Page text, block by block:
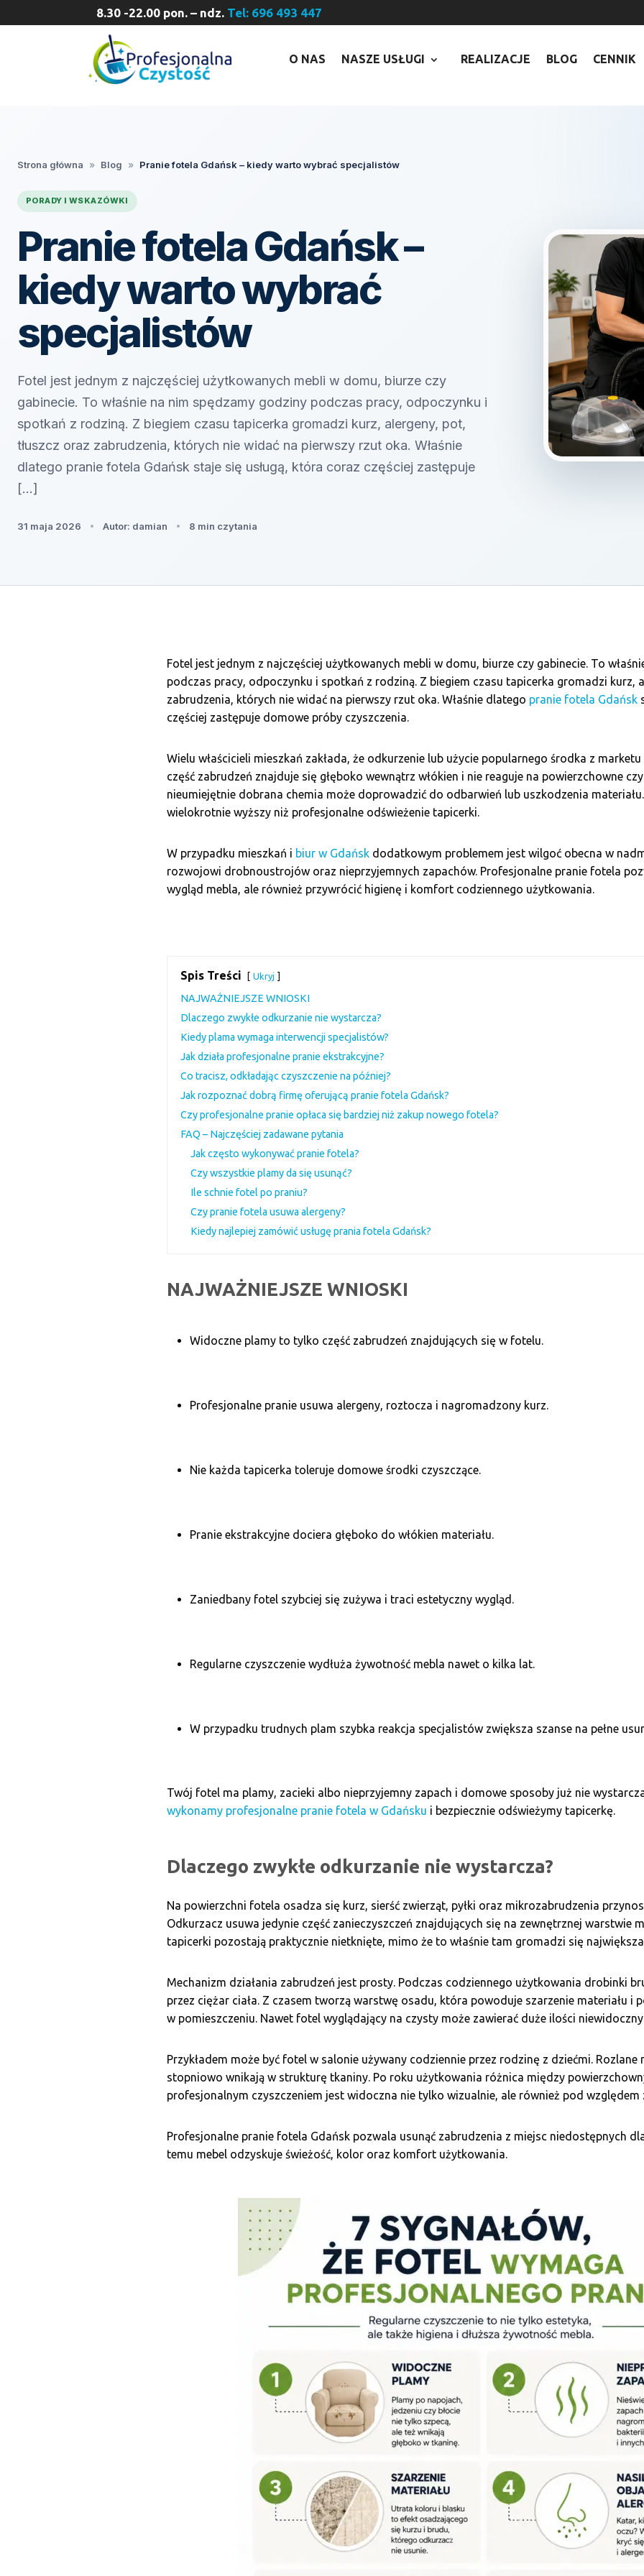
8.30 -22.00 pon. – ndz. Tel: 696 493 447
O NAS NASZE USŁUGI REALIZACJE BLOG CENNIK
Strona główna » Blog » Pranie fotela Gdańsk – kiedy warto wybrać specjalistów
PORADY I WSKAZÓWKI
Pranie fotela Gdańsk –
kiedy warto wybrać
specjalistów
Fotel jest jednym z najczęściej użytkowanych mebli w domu, biurze czy
gabinecie. To właśnie na nim spędzamy godziny podczas pracy, odpoczynku i
spotkań z rodziną. Z biegiem czasu tapicerka gromadzi kurz, alergeny, pot,
tłuszcz oraz zabrudzenia, których nie widać na pierwszy rzut oka. Właśnie
dlatego pranie fotela Gdańsk staje się usługą, która coraz częściej zastępuje
[…]
31 maja 2026 Autor: damian 8 min czytania
Fotel jest jednym z najczęściej użytkowanych mebli w domu, biurze czy gabinecie. To
podczas pracy, odpoczynku i spotkań z rodziną. Z biegiem czasu tapicerka gromadzi kurz,
zabrudzenia, których nie widać na pierwszy rzut oka. Właśnie dlatego pranie fotela Gdańsk
częściej zastępuje domowe próby czyszczenia.
Wielu właścicieli mieszkań zakłada, że odkurzenie lub użycie popularnego środka z
część zabrudzeń znajduje się głęboko wewnątrz włókien i nie reaguje na powierzchowne
nieumiejętnie dobrana chemia może doprowadzić do odbarwień lub uszkodzenia
wielokrotnie wyższy niż profesjonalne odświeżenie tapicerki.
W przypadku mieszkań i biur w Gdańsk dodatkowym problemem jest wilgoć obecna w
rozwojowi drobnoustrojów oraz nieprzyjemnych zapachów. Profesjonalne pranie fotela
wygląd mebla, ale również przywrócić higienę i komfort codziennego użytkowania.
Spis Treści Ukryj
NAJWAŻNIEJSZE WNIOSKI
Dlaczego zwykłe odkurzanie nie wystarcza?
Kiedy plama wymaga interwencji specjalistów?
Jak działa profesjonalne pranie ekstrakcyjne?
Co tracisz, odkładając czyszczenie na później?
Jak rozpoznać dobrą firmę oferującą pranie fotela Gdańsk?
Czy profesjonalne pranie opłaca się bardziej niż zakup nowego fotela?
FAQ – Najczęściej zadawane pytania
Jak często wykonywać pranie fotela?
Czy wszystkie plamy da się usunąć?
Ile schnie fotel po praniu?
Czy pranie fotela usuwa alergeny?
Kiedy najlepiej zamówić usługę prania fotela Gdańsk?
NAJWAŻNIEJSZE WNIOSKI
Widoczne plamy to tylko część zabrudzeń znajdujących się w fotelu.
Profesjonalne pranie usuwa alergeny, roztocza i nagromadzony kurz.
Nie każda tapicerka toleruje domowe środki czyszczące.
Pranie ekstrakcyjne dociera głęboko do włókien materiału.
Zaniedbany fotel szybciej się zużywa i traci estetyczny wygląd.
Regularne czyszczenie wydłuża żywotność mebla nawet o kilka lat.
W przypadku trudnych plam szybka reakcja specjalistów zwiększa szanse na pełne
Twój fotel ma plamy, zacieki albo nieprzyjemny zapach i domowe sposoby już nie
wykonamy profesjonalne pranie fotela w Gdańsku i bezpiecznie odświeżymy tapicerkę.
Dlaczego zwykłe odkurzanie nie wystarcza?
Na powierzchni fotela osadza się kurz, sierść zwierząt, pyłki oraz mikrozabrudzenia
Odkurzacz usuwa jedynie część zanieczyszczeń znajdujących się na zewnętrznej warstwie
tapicerki pozostają praktycznie nietknięte, mimo że to właśnie tam gromadzi się
Mechanizm działania zabrudzeń jest prosty. Podczas codziennego użytkowania drobinki
przez ciężar ciała. Z czasem tworzą warstwę osadu, która powoduje szarzenie materiału i
w pomieszczeniu. Nawet fotel wyglądający na czysty może zawierać duże ilości
Przykładem może być fotel w salonie używany codziennie przez rodzinę z dziećmi. Rozlane
stopniowo wnikają w strukturę tkaniny. Po roku użytkowania różnica między
profesjonalnym czyszczeniem jest widoczna nie tylko wizualnie, ale również pod względem
Profesjonalne pranie fotela Gdańsk pozwala usunąć zabrudzenia z miejsc niedostępnych
temu mebel odzyskuje świeżość, kolor oraz komfort użytkowania.